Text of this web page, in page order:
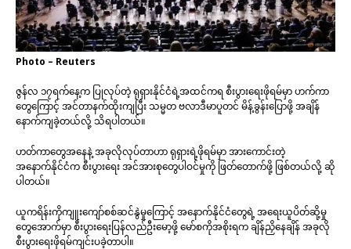
Photo – Reuters
ဇွန်လ ၁၇ရက်နေ့က ပြုလုပ်တဲ့ ရုရှားနိုင်ငံရဲ့အထင်ကရ စီးပွားရေးဖိုရမ်မှာ ဟက်ကာ
တွေကြောင့် အင်တာနက်ထိုးကျပြီး သမ္မတ ဗလာဒီမာပူတင် မိန့်ခွန်းပြောဖို့ အချိန်
နောက်ကျခဲ့တယ်လို့ သိရပါတယ်။
ဟတ်ကာတွေအနေနဲ့ အခုလိုလုပ်တာဟာ ရုရှားရဲ့ဖိုရမ်မှာ အားကောင်းတဲ့
အနောက်နိုင်ငံက စီးပွားရေး အင်အားစုတွေပါဝင်မှုကို ဖြတ်တောက်ဖို့ ဖြစ်တယ်လို့ ဆို
ပါတယ်။
ယူကရိန်းကိုကျူးကျော်စစ်ဆင်နွဲမှုကြောင့် အနောက်နိုင်ငံတွေရဲ့ အရေးယူပိတ်ဆို့မှု
တွေအောက်မှာ စီးပွားရေးပြန်လည်ဦးမော့ဖို့ မော်စကိုအစိုးရက ချိန်ညှိနေချိန် အခုလို
စီးပွားရေးဖိုရမ်ကျင်းပခဲ့တာပါ။